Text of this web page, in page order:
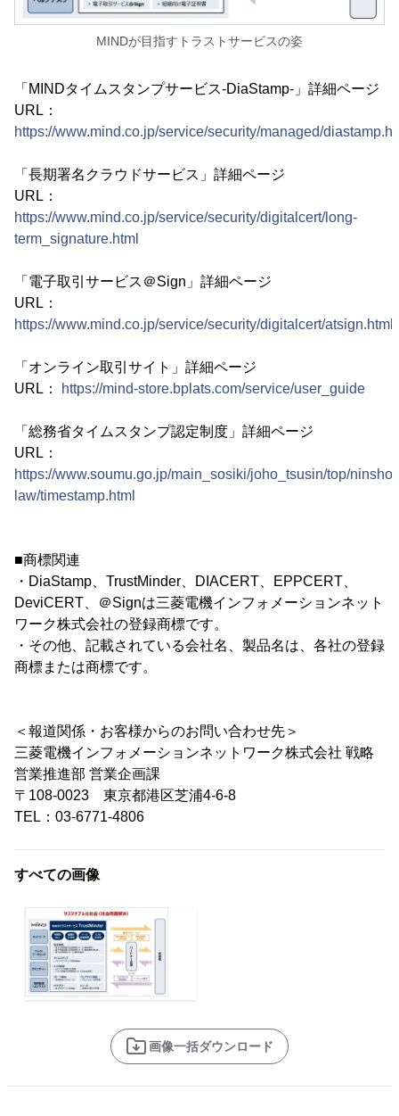
MINDが目指すトラストサービスの姿
「MINDタイムスタンプサービス-DiaStamp-」詳細ページ
URL：
https://www.mind.co.jp/service/security/managed/
「長期署名クラウドサービス」詳細ページ
URL：
https://www.mind.co.jp/service/security/digitalcert/long-
term_signature.html
「電子取引サービス＠Sign」詳細ページ
URL：
https://www.mind.co.jp/service/security/digitalcert/atsign.html
「オンライン取引サイト」詳細ページ
URL：
https://mind-store.bplats.com/service/user_guide
「総務省タイムスタンプ認定制度」詳細ページ
URL：
https://www.soumu.go.jp/main_sosiki/joho_tsusin/top/
law/timestamp.html
■商標関連
・DiaStamp、TrustMinder、DIACERT、EPPCERT、
DeviCERT、＠Signは三菱電機インフォメーションネット
ワーク株式会社の登録商標です。
・その他、記載されている会社名、製品名は、各社の登録
商標または商標です。
＜報道関係・お客様からのお問い合わせ先＞
三菱電機インフォメーションネットワーク株式会社 戦略
営業推進部 営業企画課
〒108-0023 東京都港区芝浦4-6-8
TEL：03-6771-4806
すべての画像
画像一括ダウンロード